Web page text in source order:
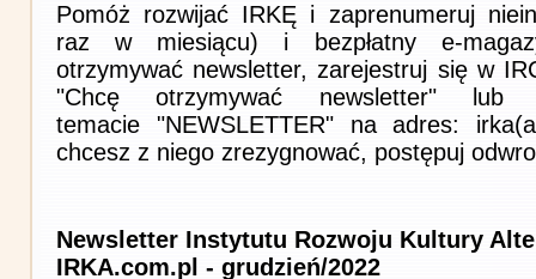
Pomóż rozwijać IRKĘ i zaprenumeruj
raz w miesiącu) i bezpłatny e-
otrzymywać newsletter, zarejestruj się w
"Chcę otrzymywać newsletter"
temacie "NEWSLETTER" na adres:
chcesz z niego zrezygnować, postępuj
Newsletter Instytutu Rozwoju Kultury
IRKA.com.pl - grudzień/2022